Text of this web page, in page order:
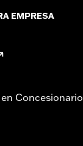
EMPRESA
Concesionario